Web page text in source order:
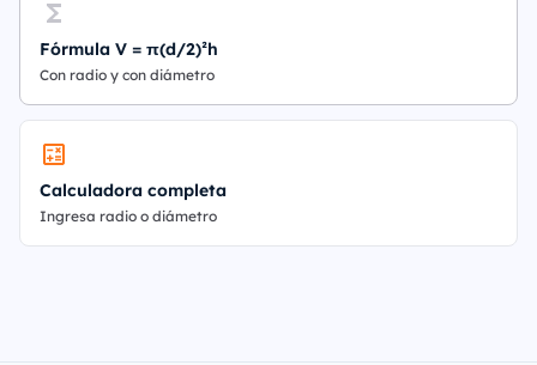
Fórmula V = π(d/2)²h
Con radio y con diámetro
Calculadora completa
Ingresa radio o diámetro